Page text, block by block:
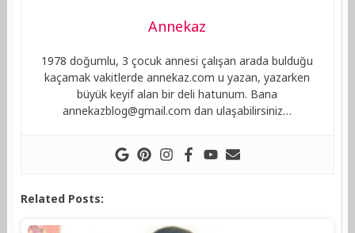
Annekaz
1978 doğumlu, 3 çocuk annesi çalışan arada bulduğu
kaçamak vakitlerde annekaz.com u yazan, yazarken
büyük keyif alan bir deli hatunum. Bana
annekazblog@gmail.com dan ulaşabilirsiniz…
Related Posts: